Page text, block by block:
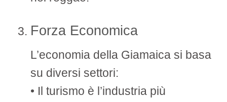
Forza Economica
L’economia della Giamaica si basa
su diversi settori:
• Il turismo è l’industria più